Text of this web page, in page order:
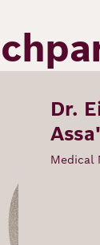
Dr.
Medical